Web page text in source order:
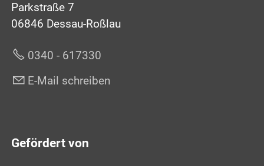
Parkstraße 7
06846 Dessau-Roßlau
0340 - 617330
E-Mail schreiben
Gefördert von